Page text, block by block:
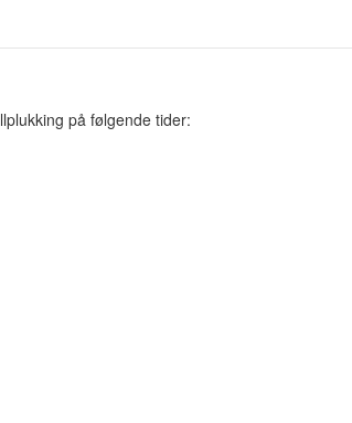
på følgende tider: